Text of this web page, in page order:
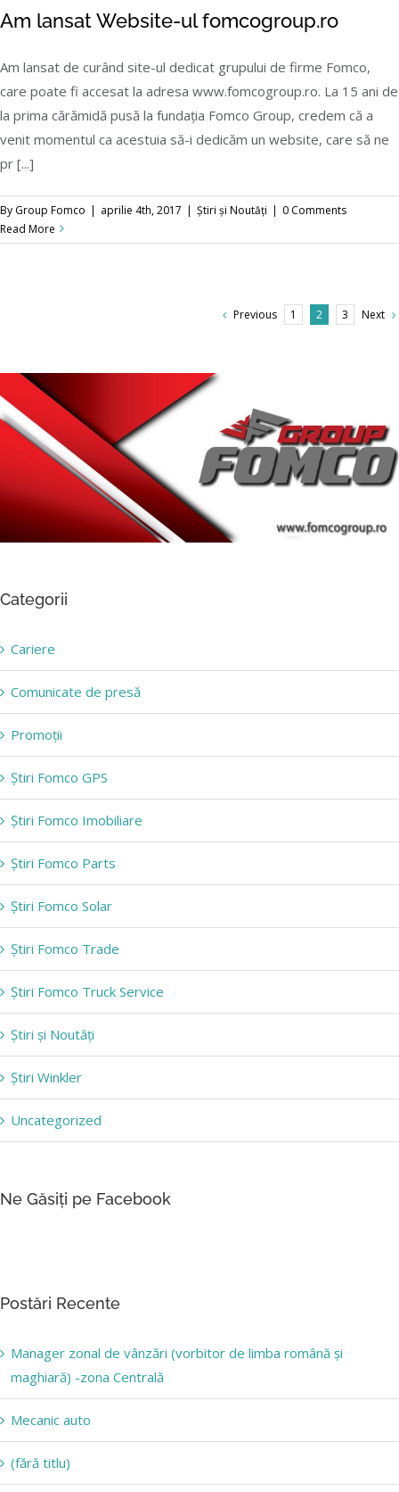
Am lansat Website-ul fomcogroup.ro
Am lansat Website-ul fomcogroup.ro
Am lansat de curând site-ul dedicat grupului de firme Fomco,
care poate fi accesat la adresa www.fomcogroup.ro. La 15 ani de
la prima cărămidă pusă la fundația Fomco Group, credem că a
venit momentul ca acestuia să-i dedicăm un website, care să ne
pr [...]
By Group Fomco | aprilie 4th, 2017 | Știri și Noutăți | 0 Comments
Read More
Previous 1 2 3 Next
Categorii
Cariere
Comunicate de presă
Promoții
Știri Fomco GPS
Știri Fomco Imobiliare
Știri Fomco Parts
Știri Fomco Solar
Știri Fomco Trade
Știri Fomco Truck Service
Știri și Noutăți
Știri Winkler
Uncategorized
Ne Găsiți pe Facebook
Postări Recente
Manager zonal de vânzări (vorbitor de limba română și
maghiară) -zona Centrală
Mecanic auto
(fără titlu)